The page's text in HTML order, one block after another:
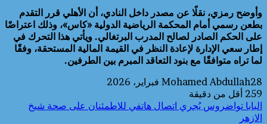
وأوضح رمزي، نقلًا عن مصدر داخل النادي، أن الأهلي قرر التقدم
بطعن رسمي أمام المحكمة الرياضية الدولية «كاس»، وذلك اعتراضًا
على الحكم الصادر لصالح المدرب البرتغالي. ويأتي هذا التحرك في
إطار سعي الإدارة لإعادة النظر في القيمة المالية المستحقة، وفقًا
لما تراه متوافقًا مع بنود التعاقد المبرم بين الطرفين.
Mohamed Abdullah28 فبراير، 2026
259 أقل من دقيقة
البابا تواضروس يُجري اتصال هاتفي للاطمئنان على صحة شيخ
الازهر